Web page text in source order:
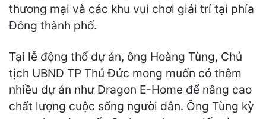
thương mại và các khu vui chơi giải trí tại phía
Đông thành phố.
Tại lễ động thổ dự án, ông Hoàng Tùng, Chủ
tịch UBND TP Thủ Đức mong muốn có thêm
nhiều dự án như Dragon E-Home để nâng cao
chất lượng cuộc sống người dân. Ông Tùng kỳ